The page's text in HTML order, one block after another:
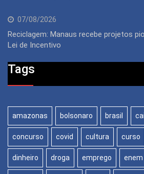
07/08/2026
Reciclagem: Manaus recebe projetos
Lei de Incentivo
Tags
amazonas bolsonaro brasil
concurso covid cultura curso
dinheiro droga emprego enem